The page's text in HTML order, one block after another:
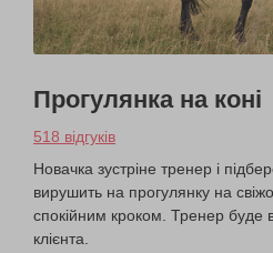
Прогулянка на коні
518 відгуків
Новачка зустріне тренер і
вирушить на прогулянку на
спокійним кроком. Тренер буде
клієнта.